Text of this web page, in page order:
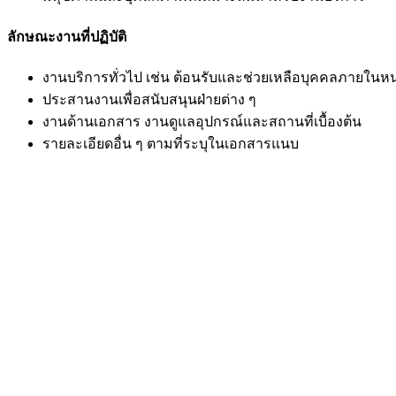
ลักษณะงานที่ปฏิบัติ
งานบริการทั่วไป เช่น ต้อนรับและช่วยเหลือบุคคลภายในห
ประสานงานเพื่อสนับสนุนฝ่ายต่าง ๆ
งานด้านเอกสาร งานดูแลอุปกรณ์และสถานที่เบื้องต้น
รายละเอียดอื่น ๆ ตามที่ระบุในเอกสารแนบ